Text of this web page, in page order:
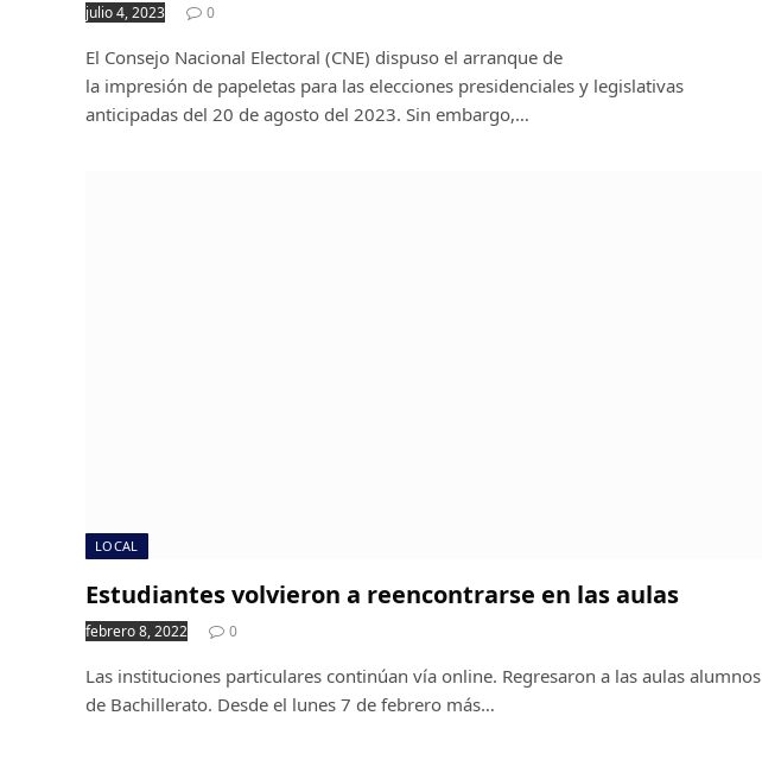
julio 4, 2023 0
El Consejo Nacional Electoral (CNE) dispuso el arranque de
la impresión de papeletas para las elecciones presidenciales y legislativas
anticipadas del 20 de agosto del 2023. Sin embargo,…
LOCAL
Estudiantes volvieron a reencontrarse en las aulas
febrero 8, 2022 0
Las instituciones particulares continúan vía online. Regresaron a las aulas alumnos
de Bachillerato. Desde el lunes 7 de febrero más…